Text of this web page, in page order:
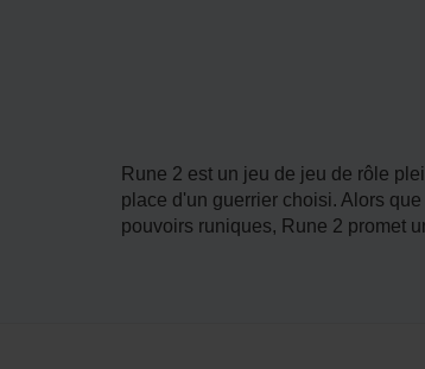
Rune 2 est un jeu de jeu de rôle
place d'un guerrier choisi. Alors
pouvoirs runiques, Rune 2 promet